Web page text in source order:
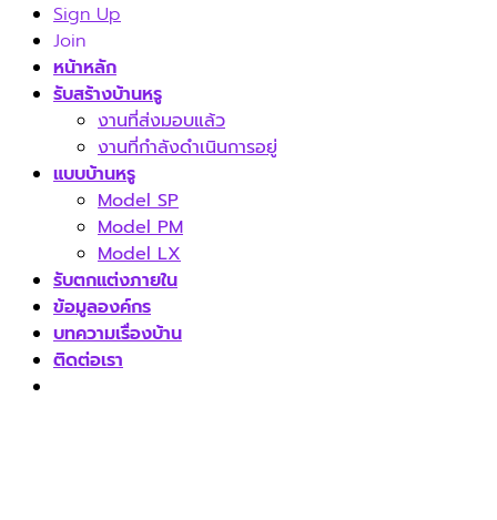
Sign Up
Join
หน้าหลัก
รับสร้างบ้านหรู
งานที่ส่งมอบแล้ว
งานที่กำลังดำเนินการอยู่
แบบบ้านหรู
Model SP
Model PM
Model LX
รับตกแต่งภายใน
ข้อมูลองค์กร
บทความเรื่องบ้าน
ติดต่อเรา